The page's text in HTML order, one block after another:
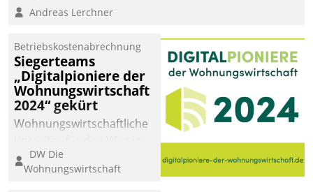
agile Projektmethoden.
Andreas Lerchner
Betriebskostenabrechnung
Siegerteams
„Digitalpioniere der
Wohnungswirtschaft
2024“ gekürt
Wohnungswirtschaftliche
eine digitale Zukunft zu
finden, ist das Ziel des
DW Die
Wohnungswirtschaft